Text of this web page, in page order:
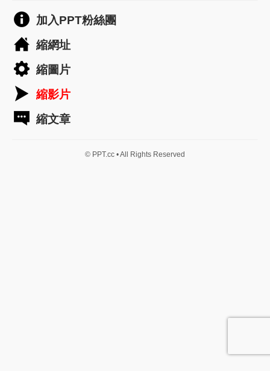
加入PPT粉絲團
縮網址
縮圖片
縮影片
縮文章
© PPT.cc • All Rights Reserved